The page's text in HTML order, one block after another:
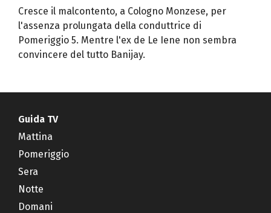
Cresce il malcontento, a Cologno Monzese, per
l'assenza prolungata della conduttrice di
Pomeriggio 5. Mentre l'ex de Le Iene non sembra
convincere del tutto Banijay.
Guida TV
Mattina
Pomeriggio
Sera
Notte
Domani